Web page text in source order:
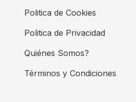
Politica de Cookies
Politica de Privacidad
Quiénes Somos?
Términos y Condiciones